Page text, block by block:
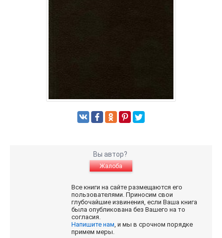
Вы автор?
Жалоба
Все книги на сайте размещаются его
пользователями. Приносим свои
глубочайшие извинения, если Ваша книга
была опубликована без Вашего на то
согласия.
Напишите нам, и мы в срочном порядке
примем меры.